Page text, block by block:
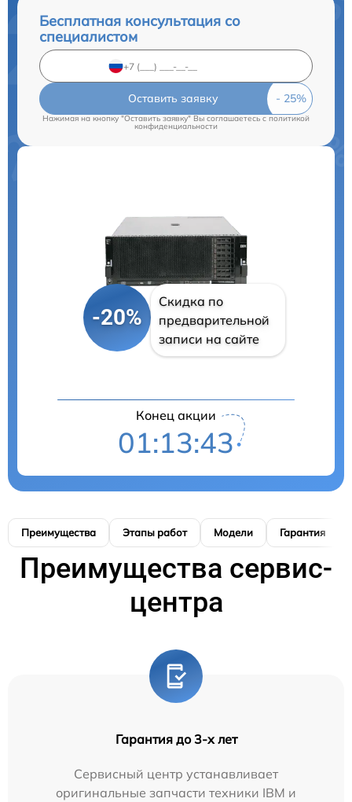
Бесплатная консультация со
специалистом
Оставить заявку
Нажимая на кнопку "Оставить заявку" Вы соглашаетесь c политикой
конфиденциальности
-20%
Скидка по
предварительной
записи на сайте
Конец акции
01:13:42
Преимущества Этапы работ Модели Гарантия
Преимущества сервис-
центра
Гарантия до 3-х лет
Сервисный центр устанавливает
оригинальные запчасти техники IBM и